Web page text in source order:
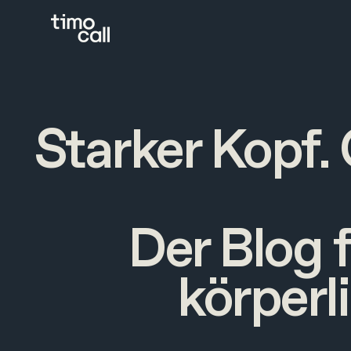
Starker Kopf.
Der Blog